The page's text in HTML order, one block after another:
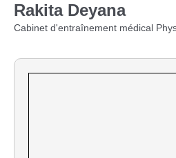
Rakita Deyana
Cabinet d'entraînement médical